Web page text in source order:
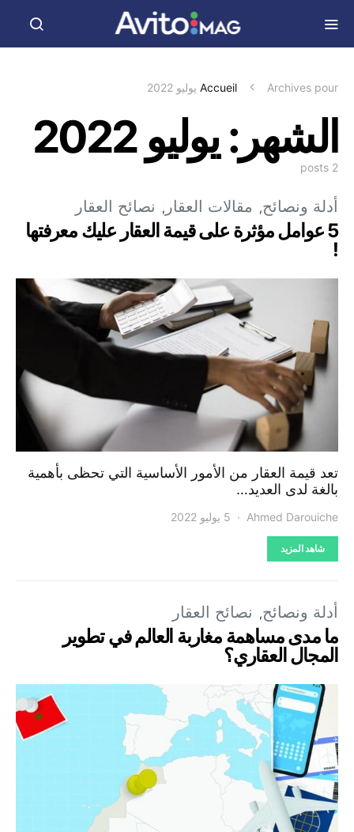
Accueil Archives pour يوليو 2022
الشهر: يوليو 2022
2 posts
أدلة ونصائح مقالات العقار نصائح العقار
5 عوامل مؤثرة على قيمة العقار عليك معرفتها
!
تعد قيمة العقار من الأمور الأساسية التي تحظى بأهمية
بالغة لدى العديد…
Ahmed Darouiche 5 يوليو 2022
شاهد المزيد
أدلة ونصائح نصائح العقار
ما مدى مساهمة مغاربة العالم في تطوير
المجال العقاري؟